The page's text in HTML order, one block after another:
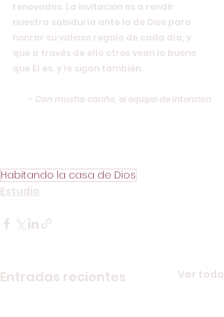
renovados. La invitación es a rendir
nuestra sabiduría ante la de Dios para
honrar su valioso regalo de cada día, y
que a través de ello otros vean lo bueno
que Él es, y le sigan también.
– Con mucho cariño, el equipo de Intenzion
Habitando la casa de Dios
Estudio
Entradas recientes Ver todo